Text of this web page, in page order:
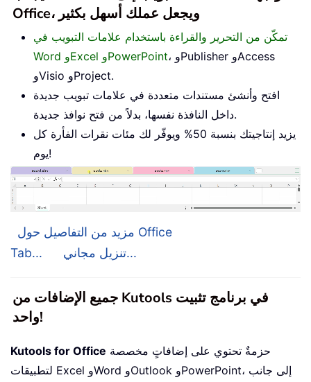
Office، ويجعل عملك أسهل بكثير
تمكّن من التحرير والقراءة باستخدام علامات التبويب في
Word وExcel وPowerPoint، وPublisher وAccess
وVisio وProject.
افتح وأنشئ مستندات متعددة في علامات تبويب جديدة
داخل النافذة نفسها، بدلاً من فتح نوافذ جديدة.
يزيد إنتاجيتك بنسبة 50% ويوفّر لك مئات نقرات الفأرة كل
يوم!
مزيد من التفاصيل حول Office
Tab...
تنزيل مجاني...
جميع الإضافات من Kutools في برنامج تثبيت
واحد!
Kutools for Office
لتطبيقات Excel وWord وOutlook وPowerPoint، إلى جانب